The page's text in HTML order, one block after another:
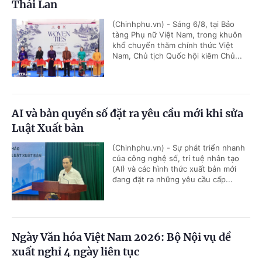
Thái Lan
(Chinhphu.vn) - Sáng 6/8, tại Bảo
tàng Phụ nữ Việt Nam, trong khuôn
khổ chuyến thăm chính thức Việt
Nam, Chủ tịch Quốc hội kiêm Chủ...
AI và bản quyền số đặt ra yêu cầu mới khi sửa
Luật Xuất bản
(Chinhphu.vn) - Sự phát triển nhanh
của công nghệ số, trí tuệ nhân tạo
(AI) và các hình thức xuất bản mới
đang đặt ra những yêu cầu cấp...
Ngày Văn hóa Việt Nam 2026: Bộ Nội vụ đề
xuất nghỉ 4 ngày liên tục